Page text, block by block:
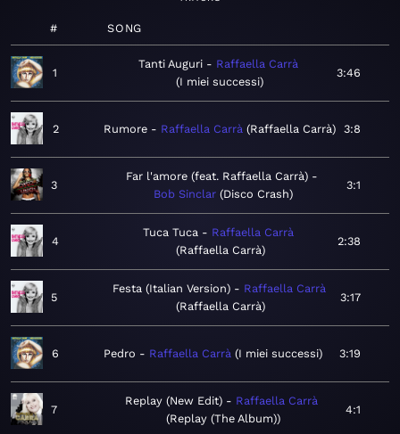
# SONG
1
Tanti Auguri
Raffaella Carrà
I miei successi
3:46
2 Rumore Raffaella Carrà Raffaella Carrà 3:8
3
Far l'amore (feat. Raffaella Carrà)
Bob Sinclar Disco Crash
3:1
4
Tuca Tuca
Raffaella Carrà
Raffaella Carrà
2:38
5
Festa (Italian Version)
Raffaella Carrà
Raffaella Carrà
3:17
6 Pedro Raffaella Carrà I miei successi 3:19
7
Replay (New Edit)
Raffaella Carrà
Replay (The Album)
4:1